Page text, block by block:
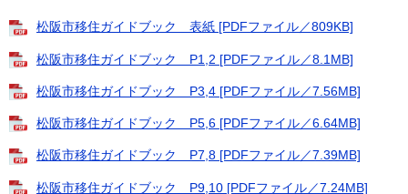
松阪市移住ガイドブック 表紙 [PDFファイル／809KB]
松阪市移住ガイドブック P1,2 [PDFファイル／8.1MB]
松阪市移住ガイドブック P3,4 [PDFファイル／7.56MB]
松阪市移住ガイドブック P5,6 [PDFファイル／6.64MB]
松阪市移住ガイドブック P7,8 [PDFファイル／7.39MB]
松阪市移住ガイドブック P9,10 [PDFファイル／7.24MB]